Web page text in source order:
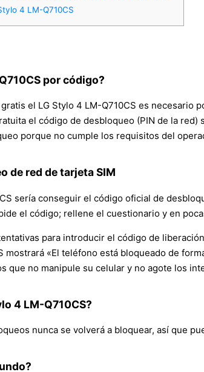
4 LM-Q710CS
por código?
el LG Stylo 4 LM-Q710CS es necesario
el código de desbloqueo (PIN de la
porque no cumple los requisitos del
de red de tarjeta SIM
sería conseguir el código oficial de
el código; rellene el cuestionario y en
para introducir el código de
mostrará «El teléfono está bloqueado de
que no manipule su celular y no agote los
4 LM-Q710CS?
nunca se volverá a bloquear, así que